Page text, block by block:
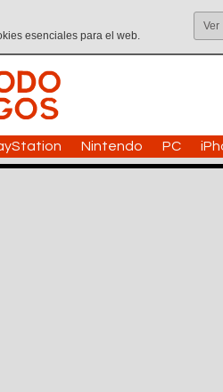
esenciales para el web.
Ver
Nintendo PC